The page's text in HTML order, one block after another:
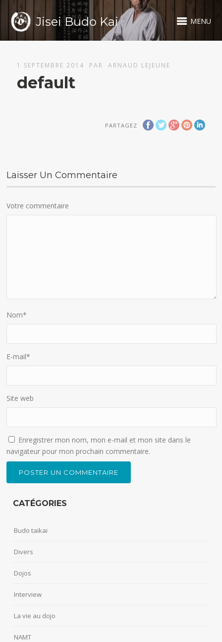
Jisei Budo Kai MENU
1 SEPTEMBRE 2014 PAR ARNAUD LEJEUNE
default
PARTAGEZ
Laisser Un Commentaire
Votre commentaire
Nom*
E-mail*
Site web
Enregistrer mon nom, mon e-mail et mon site dans le
navigateur pour mon prochain commentaire.
CATÉGORIES
Budo taikai
Divers
Dojos
Interview
La vie au dojo
NAMT